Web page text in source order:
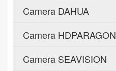
Camera DAHUA
Camera HDPARAGON
Camera SEAVISION